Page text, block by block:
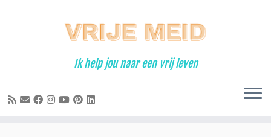
Ik help jou naar een vrij leven